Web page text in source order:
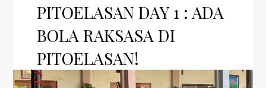
PITOELASAN DAY 1 : ADA
BOLA RAKSASA DI
PITOELASAN!